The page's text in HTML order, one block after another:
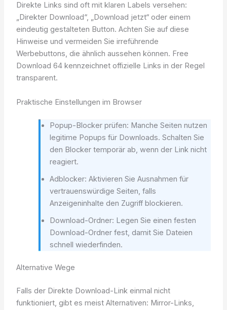
Direkte Links sind oft mit klaren Labels versehen:
„Direkter Download“, „Download jetzt“ oder einem
eindeutig gestalteten Button. Achten Sie auf diese
Hinweise und vermeiden Sie irreführende
Werbebuttons, die ähnlich aussehen können. Free
Download 64 kennzeichnet offizielle Links in der Regel
transparent.
Praktische Einstellungen im Browser
Popup-Blocker prüfen: Manche Seiten nutzen
legitime Popups für Downloads. Schalten Sie
den Blocker temporär ab, wenn der Link nicht
reagiert.
Adblocker: Aktivieren Sie Ausnahmen für
vertrauenswürdige Seiten, falls
Anzeigeninhalte den Zugriff blockieren.
Download-Ordner: Legen Sie einen festen
Download-Ordner fest, damit Sie Dateien
schnell wiederfinden.
Alternative Wege
Falls der Direkte Download-Link einmal nicht
funktioniert, gibt es meist Alternativen: Mirror-Links,